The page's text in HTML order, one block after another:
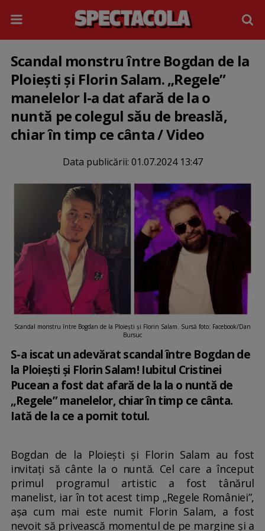
Scandal monstru între Bogdan de la
Ploiești și Florin Salam. „Regele”
manelelor l-a dat afară de la o
nuntă pe colegul său de breaslă,
chiar în timp ce cânta / Video
Data publicării: 01.07.2024 13:47
Scandal monstru între Bogdan de la Ploiești și Florin Salam. Sursă foto: Facebook/Dan
Bursuc
S-a iscat un adevărat scandal între Bogdan de
la Ploiești și Florin Salam! Iubitul Cristinei
Pucean a fost dat afară de la la o nuntă de
„Regele” manelelor, chiar în timp ce cânta.
Iată de la ce a pornit totul.
Bogdan de la Ploiești și Florin Salam au fost
invitați să cânte la o nuntă. Cel care a început
primul programul artistic a fost tânărul
manelist, iar în tot acest timp „Regele României”,
așa cum mai este numit Florin Salam, a fost
nevoit să privească momentul de pe margine și a